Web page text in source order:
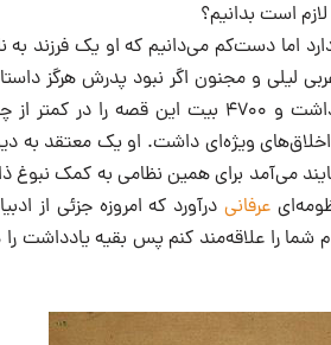
است بدانیم؟
اما دست‌کم می‌دانیم که او یک فرزند
و مجنون اگر نبود پدرش هرگز
برای ما‌ نمی‌گفت.‌ نظامی به این داستان علاقه‌ای نداشت و ۴۷۰۰
ویژه‌ای داشت. او یک معتقد به
می‌آمد برای همین نظامی به کمک
عرفانی درآورد که امروزه جزئی از
شما را علاقه‌مند کنم پس بقیه